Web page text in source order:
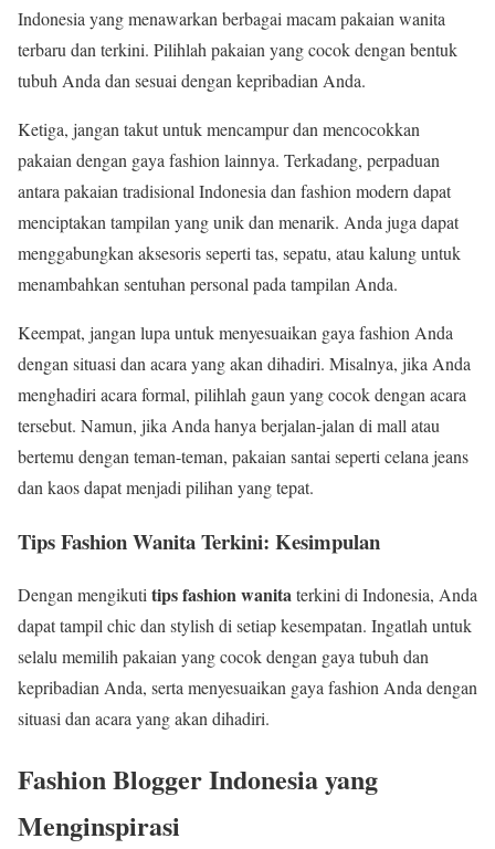
Indonesia yang menawarkan berbagai macam pakaian wanita
terbaru dan terkini. Pilihlah pakaian yang cocok dengan bentuk
tubuh Anda dan sesuai dengan kepribadian Anda.
Ketiga, jangan takut untuk mencampur dan mencocokkan
pakaian dengan gaya fashion lainnya. Terkadang, perpaduan
antara pakaian tradisional Indonesia dan fashion modern dapat
menciptakan tampilan yang unik dan menarik. Anda juga dapat
menggabungkan aksesoris seperti tas, sepatu, atau kalung untuk
menambahkan sentuhan personal pada tampilan Anda.
Keempat, jangan lupa untuk menyesuaikan gaya fashion Anda
dengan situasi dan acara yang akan dihadiri. Misalnya, jika Anda
menghadiri acara formal, pilihlah gaun yang cocok dengan acara
tersebut. Namun, jika Anda hanya berjalan-jalan di mall atau
bertemu dengan teman-teman, pakaian santai seperti celana jeans
dan kaos dapat menjadi pilihan yang tepat.
Tips Fashion Wanita Terkini: Kesimpulan
Dengan mengikutitips fashion wanitaterkini di Indonesia, Anda
dapat tampil chic dan stylish di setiap kesempatan. Ingatlah untuk
selalu memilih pakaian yang cocok dengan gaya tubuh dan
kepribadian Anda, serta menyesuaikan gaya fashion Anda dengan
situasi dan acara yang akan dihadiri.
Fashion Blogger Indonesia yang
Menginspirasi